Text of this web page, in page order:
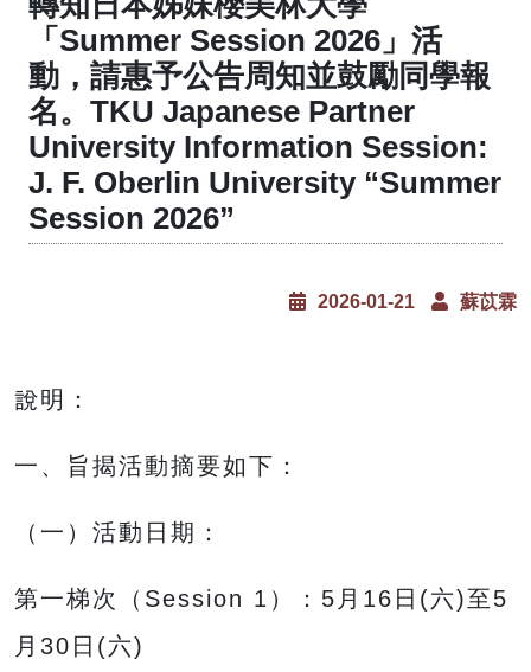
「Summer Session 2026」活
動，請惠予公告周知並鼓勵同學報
名。TKU Japanese Partner
University Information Session:
J. F. Oberlin University “Summer
Session 2026”
2026-01-21 蘇苡霖
說明：
一、旨揭活動摘要如下：
（一）活動日期：
第一梯次（Session 1）：5月16日(六)至5
月30日(六)